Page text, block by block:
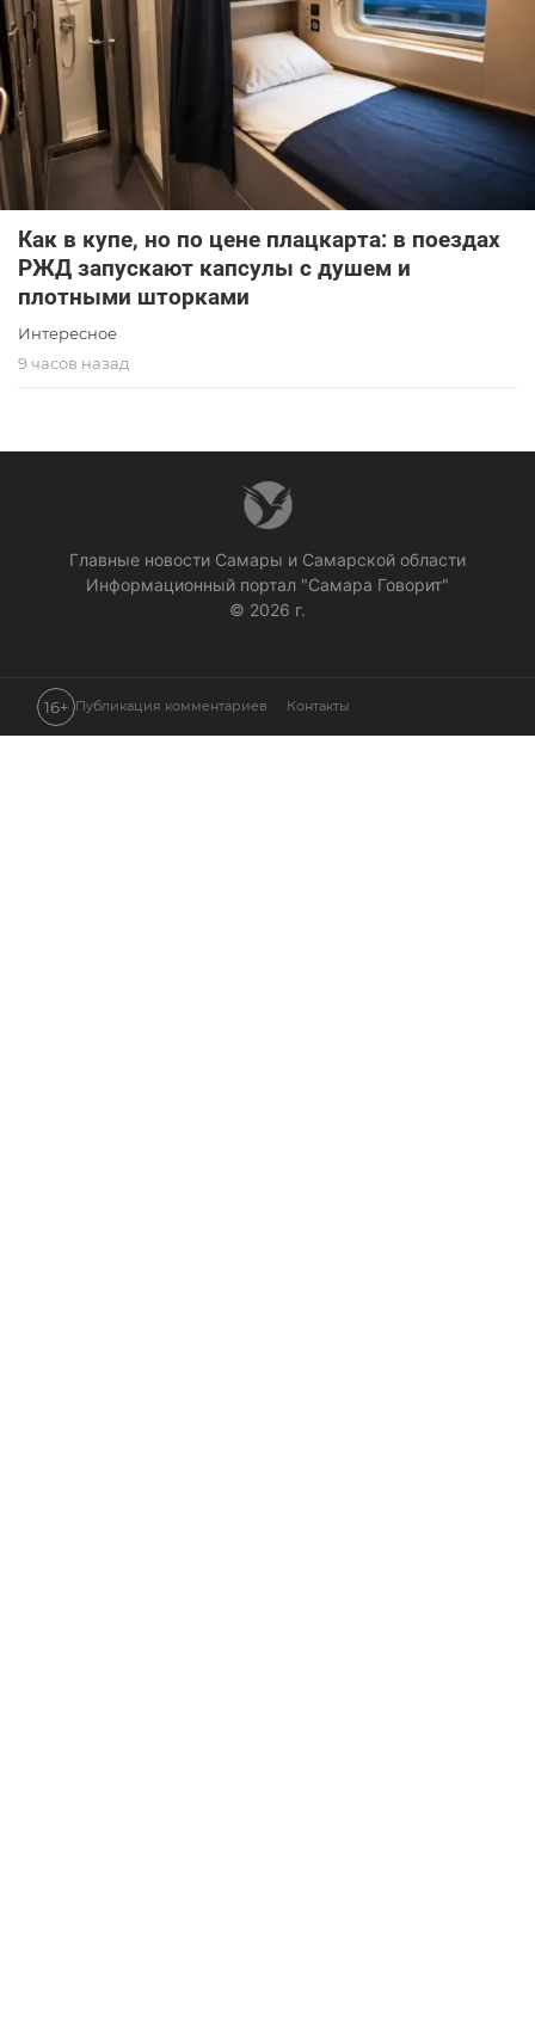
Как в купе, но по цене плацкарта: в поездах
РЖД запускают капсулы с душем и
плотными шторками
Интересное
9 часов назад
Главные новости Самары и Самарской области
Информационный портал "Самара Говорит"
© 2026 г.
16+ Публикация комментариев Контакты